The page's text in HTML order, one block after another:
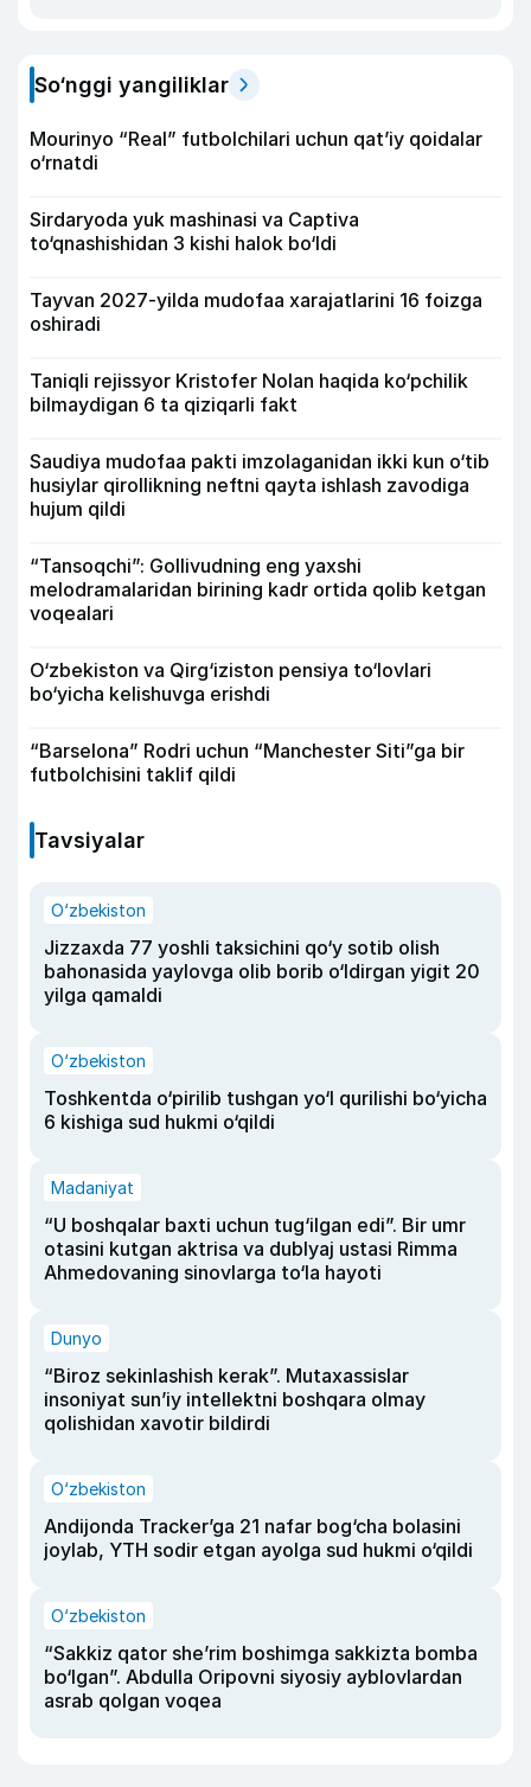
So‘nggi yangiliklar
Mourinyo “Real” futbolchilari uchun qat’iy qoidalar
o‘rnatdi
Sirdaryoda yuk mashinasi va Captiva
to‘qnashishidan 3 kishi halok bo‘ldi
Tayvan 2027-yilda mudofaa xarajatlarini 16 foizga
oshiradi
Taniqli rejissyor Kristofer Nolan haqida ko‘pchilik
bilmaydigan 6 ta qiziqarli fakt
Saudiya mudofaa pakti imzolaganidan ikki kun o‘tib
husiylar qirollikning neftni qayta ishlash zavodiga
hujum qildi
“Tansoqchi”: Gollivudning eng yaxshi
melodramalaridan birining kadr ortida qolib ketgan
voqealari
O‘zbekiston va Qirg‘iziston pensiya to‘lovlari
bo‘yicha kelishuvga erishdi
“Barselona” Rodri uchun “Manchester Siti”ga bir
futbolchisini taklif qildi
Tavsiyalar
O‘zbekiston
Jizzaxda 77 yoshli taksichini qo‘y sotib olish
bahonasida yaylovga olib borib o‘ldirgan yigit 20
yilga qamaldi
O‘zbekiston
Toshkentda o‘pirilib tushgan yo‘l qurilishi bo‘yicha
6 kishiga sud hukmi o‘qildi
Madaniyat
“U boshqalar baxti uchun tug‘ilgan edi”. Bir umr
otasini kutgan aktrisa va dublyaj ustasi Rimma
Ahmedovaning sinovlarga to‘la hayoti
Dunyo
“Biroz sekinlashish kerak”. Mutaxassislar
insoniyat sun’iy intellektni boshqara olmay
qolishidan xavotir bildirdi
O‘zbekiston
Andijonda Tracker’ga 21 nafar bog‘cha bolasini
joylab, YTH sodir etgan ayolga sud hukmi o‘qildi
O‘zbekiston
“Sakkiz qator she’rim boshimga sakkizta bomba
bo‘lgan”. Abdulla Oripovni siyosiy ayblovlardan
asrab qolgan voqea